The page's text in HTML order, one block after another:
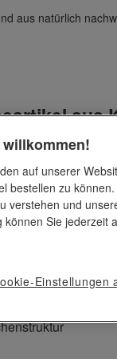
aus natürlich
aus
und bereits
Im asiatischen
Material-
man Kork als
Hier sorgt Kork
auf unserer
bestellen zu
verstehen und
können Sie jederzeit
Einstellungen